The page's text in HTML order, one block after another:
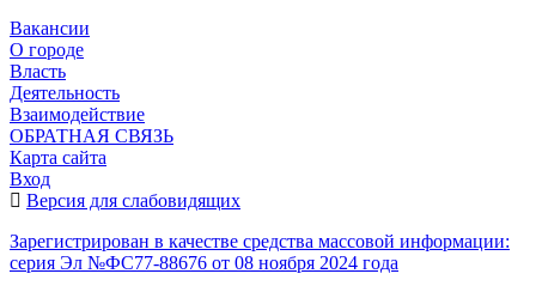
Вакансии
О городе
Власть
Деятельность
Взаимодействие
ОБРАТНАЯ СВЯЗЬ
Карта сайта
Вход
Версия для слабовидящих
Зарегистрирован в качестве средства массовой информации:
серия Эл №ФС77-88676 от 08 ноября 2024 года